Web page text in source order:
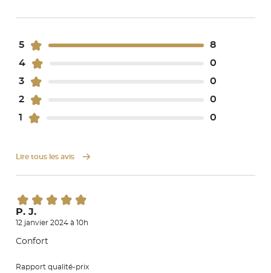
5
8
4
0
3
0
2
0
1
0
Lire tous les avis
P. J.
12 janvier 2024 à 10h
Confort
Rapport qualité-prix